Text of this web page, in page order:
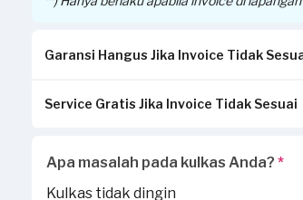
Garansi Hangus Jika Invoice Tidak
Pastikan kwitansi/invoice yang
Jika tidak sesuai, garansi akan hangus.
Jika ada pekerjaan tambahan ketika
Service Gratis Jika Invoice Tidak Sesuai
Apabila Anda menerima perbedaan
transaksi yang dilaporkan oleh Penyedia
Sejasa.
Apa masalah pada kulkas Anda? *
Kulkas tidak dingin